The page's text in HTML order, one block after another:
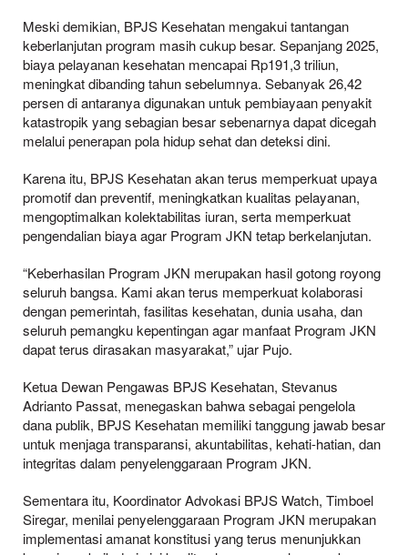
Meski demikian, BPJS Kesehatan mengakui tantangan
keberlanjutan program masih cukup besar. Sepanjang 2025,
biaya pelayanan kesehatan mencapai Rp191,3 triliun,
meningkat dibanding tahun sebelumnya. Sebanyak 26,42
persen di antaranya digunakan untuk pembiayaan penyakit
katastropik yang sebagian besar sebenarnya dapat dicegah
melalui penerapan pola hidup sehat dan deteksi dini.
Karena itu, BPJS Kesehatan akan terus memperkuat upaya
promotif dan preventif, meningkatkan kualitas pelayanan,
mengoptimalkan kolektabilitas iuran, serta memperkuat
pengendalian biaya agar Program JKN tetap berkelanjutan.
“Keberhasilan Program JKN merupakan hasil gotong royong
seluruh bangsa. Kami akan terus memperkuat kolaborasi
dengan pemerintah, fasilitas kesehatan, dunia usaha, dan
seluruh pemangku kepentingan agar manfaat Program JKN
dapat terus dirasakan masyarakat,” ujar Pujo.
Ketua Dewan Pengawas BPJS Kesehatan, Stevanus
Adrianto Passat, menegaskan bahwa sebagai pengelola
dana publik, BPJS Kesehatan memiliki tanggung jawab besar
untuk menjaga transparansi, akuntabilitas, kehati-hatian, dan
integritas dalam penyelenggaraan Program JKN.
Sementara itu, Koordinator Advokasi BPJS Watch, Timboel
Siregar, menilai penyelenggaraan Program JKN merupakan
implementasi amanat konstitusi yang terus menunjukkan